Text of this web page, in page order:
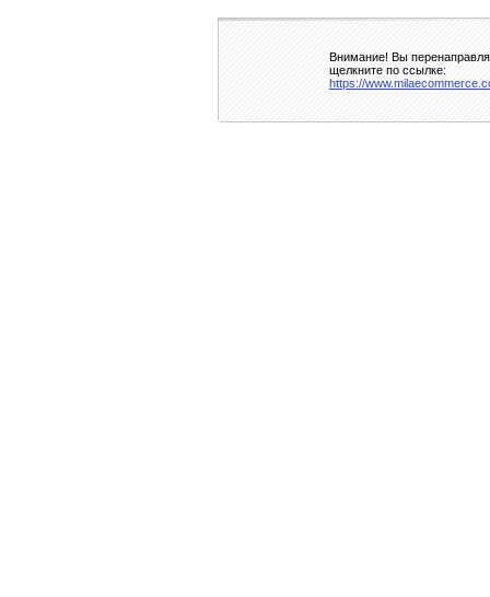
Внимание! Вы
щелкните по ссылке:
https://